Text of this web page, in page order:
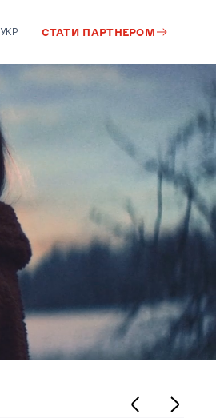
УКР СТАТИ ПАРТНЕРОМ